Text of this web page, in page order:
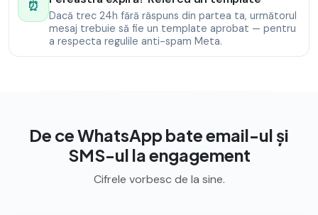
⏰
Dacă trec 24h fără răspuns din partea ta, următorul
mesaj trebuie să fie un template aprobat — pentru
a respecta regulile anti-spam Meta.
De ce WhatsApp bate email-ul și
SMS-ul la engagement
Cifrele vorbesc de la sine.